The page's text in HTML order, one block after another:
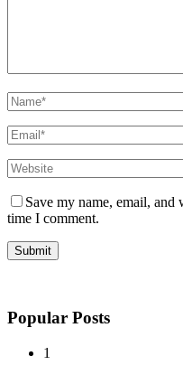
Save my name, email,
time I comment.
Popular Posts
1